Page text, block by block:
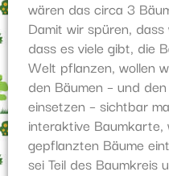
wären das circa 3
Damit wir spüren,
dass es viele gibt, die
Welt pflanzen, wollen
den Bäumen – und
einsetzen – sichtbar
interaktive
gepflanzten Bäume
sei Teil des Baumkreis